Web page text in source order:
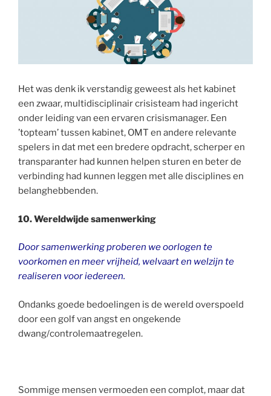
Het was denk ik verstandig geweest als het kabinet
een zwaar, multidisciplinair crisisteam had ingericht
onder leiding van een ervaren crisismanager. Een
’topteam’ tussen kabinet, OMT en andere relevante
spelers in dat met een bredere opdracht, scherper en
transparanter had kunnen helpen sturen en beter de
verbinding had kunnen leggen met alle disciplines en
belanghebbenden.
10. Wereldwijde samenwerking
Door samenwerking proberen we oorlogen te
voorkomen en meer vrijheid, welvaart en welzijn te
realiseren voor iedereen.
Ondanks goede bedoelingen is de wereld overspoeld
door een golf van angst en ongekende
dwang/controlemaatregelen.
Sommige mensen vermoeden een complot, maar dat